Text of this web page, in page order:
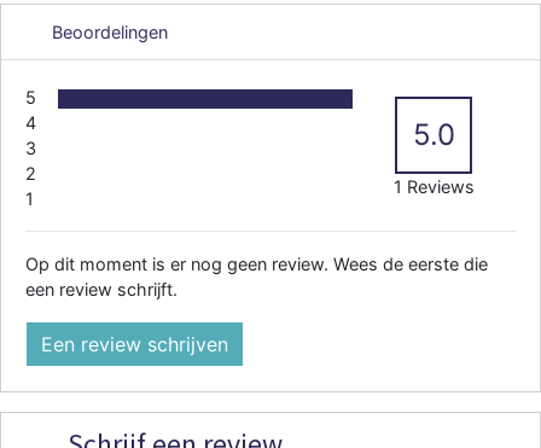
Beoordelingen
5
4
3
2
1
5.0
1 Reviews
Op dit moment is er nog geen review. Wees de eerste die
een review schrijft.
Een review schrijven